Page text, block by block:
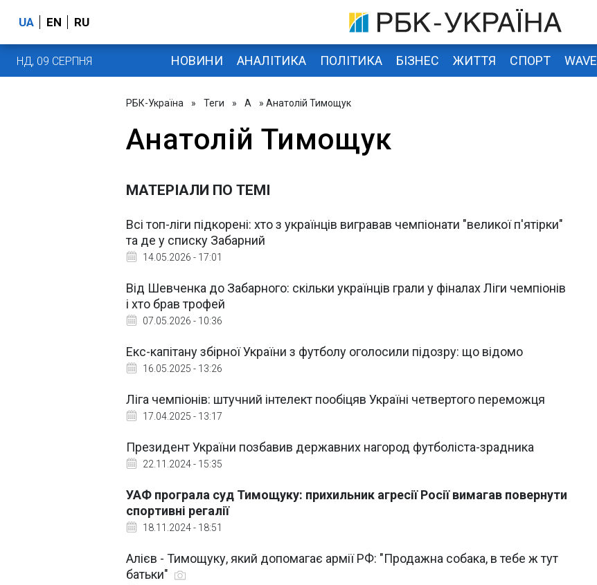
UA EN RU
НД, 09 СЕРПНЯ НОВИНИ АНАЛІТИКА ПОЛІТИКА БІЗНЕС ЖИТТЯ СПОРТ WAVE
РБК-Україна » Теги » А » Анатолій Тимощук
Анатолій Тимощук
МАТЕРІАЛИ ПО ТЕМІ
Всі топ-ліги підкорені: хто з українців вигравав чемпіонати "великої п'ятірки"
та де у списку Забарний
14.05.2026 - 17:01
Від Шевченка до Забарного: скільки українців грали у фіналах Ліги чемпіонів
і хто брав трофей
07.05.2026 - 10:36
Екс-капітану збірної України з футболу оголосили підозру: що відомо
16.05.2025 - 13:26
Ліга чемпіонів: штучний інтелект пообіцяв Україні четвертого переможця
17.04.2025 - 13:17
Президент України позбавив державних нагород футболіста-зрадника
22.11.2024 - 15:35
УАФ програла суд Тимощуку: прихильник агресії Росії вимагав повернути
спортивні регалії
18.11.2024 - 18:51
Алієв - Тимощуку, який допомагає армії РФ: "Продажна собака, в тебе ж тут
батьки"